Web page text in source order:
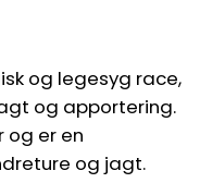
og legesyg race,
og apportering.
og er en
og jagt.